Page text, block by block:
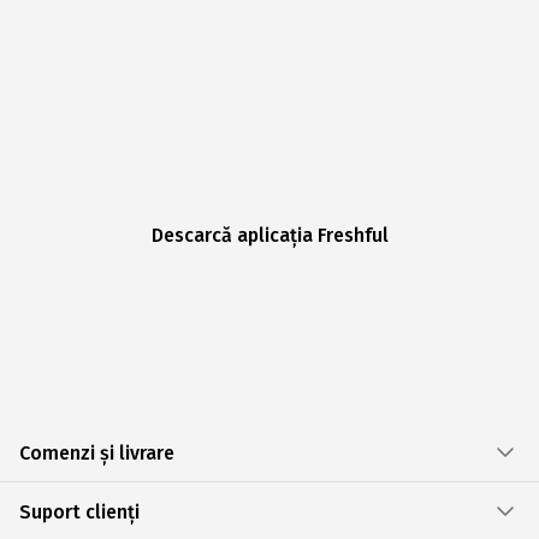
Descarcă aplicația Freshful
Comenzi și livrare
Suport clienți